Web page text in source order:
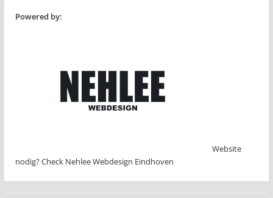
Powered by:
Website
nodig? Check Nehlee Webdesign Eindhoven